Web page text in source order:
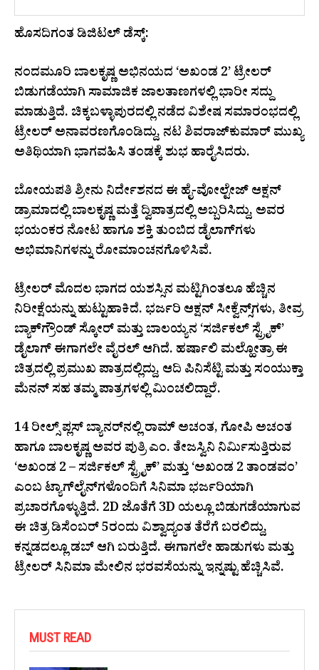
ಹೊಸದಿಗಂತ ಡಿಜಿಟಲ್ ಡೆಸ್ಕ್:
ನಂದಮೂರಿ ಬಾಲಕೃಷ್ಣ ಅಭಿನಯದ ‘ಅಖಂಡ 2’ ಟ್ರೇಲರ್
ಬಿಡುಗಡೆಯಾಗಿ ಸಾಮಾಜಿಕ ಜಾಲತಾಣಗಳಲ್ಲಿ ಭಾರೀ ಸದ್ದು
ಮಾಡುತ್ತಿದೆ. ಚಿಕ್ಕಬಳ್ಳಾಪುರದಲ್ಲಿ ನಡೆದ ವಿಶೇಷ ಸಮಾರಂಭದಲ್ಲಿ
ಟ್ರೇಲರ್ ಅನಾವರಣಗೊಂಡಿದ್ದು, ನಟ ಶಿವರಾಜ್‌ಕುಮಾರ್ ಮುಖ್ಯ
ಅತಿಥಿಯಾಗಿ ಭಾಗವಹಿಸಿ ತಂಡಕ್ಕೆ ಶುಭ ಹಾರೈಸಿದರು.
ಬೋಯಪತಿ ಶ್ರೀನು ನಿರ್ದೇಶನದ ಈ ಹೈ-ವೋಲ್ಟೇಜ್ ಆಕ್ಷನ್
ಡ್ರಾಮಾದಲ್ಲಿ ಬಾಲಕೃಷ್ಣ ಮತ್ತೆ ದ್ವಿಪಾತ್ರದಲ್ಲಿ ಅಬ್ಬರಿಸಿದ್ದು, ಅವರ
ಭಯಂಕರ ನೋಟ ಹಾಗೂ ಶಕ್ತಿ ತುಂಬಿದ ಡೈಲಾಗ್‌ಗಳು
ಅಭಿಮಾನಿಗಳನ್ನು ರೋಮಾಂಚನಗೊಳಿಸಿವೆ.
ಟ್ರೇಲರ್ ಮೊದಲ ಭಾಗದ ಯಶಸ್ಸಿನ ಮಟ್ಟಿಗಿಂತಲೂ ಹೆಚ್ಚಿನ
ನಿರೀಕ್ಷೆಯನ್ನು ಹುಟ್ಟುಹಾಕಿದೆ. ಭರ್ಜರಿ ಆಕ್ಷನ್ ಸೀಕ್ವೆನ್ಸ್‌ಗಳು, ತೀವ್ರ
ಬ್ಯಾಕ್‌ಗ್ರೌಂಡ್ ಸ್ಕೋರ್ ಮತ್ತು ಬಾಲಯ್ಯನ ‘ಸರ್ಜಿಕಲ್ ಸ್ಟ್ರೈಕ್’
ಡೈಲಾಗ್ ಈಗಾಗಲೇ ವೈರಲ್ ಆಗಿದೆ. ಹರ್ಷಾಲಿ ಮಲ್ಹೋತ್ರಾ ಈ
ಚಿತ್ರದಲ್ಲಿ ಪ್ರಮುಖ ಪಾತ್ರದಲ್ಲಿದ್ದು, ಆದಿ ಪಿನಿಸೆಟ್ಟಿ ಮತ್ತು ಸಂಯುಕ್ತಾ
ಮೆನನ್ ಸಹ ತಮ್ಮ ಪಾತ್ರಗಳಲ್ಲಿ ಮಿಂಚಲಿದ್ದಾರೆ.
14 ರೀಲ್ಸ್ ಪ್ಲಸ್ ಬ್ಯಾನರ್‌ನಲ್ಲಿ ರಾಮ್ ಅಚಂತ, ಗೋಪಿ ಅಚಂತ
ಹಾಗೂ ಬಾಲಕೃಷ್ಣ ಅವರ ಪುತ್ರಿ ಎಂ. ತೇಜಸ್ವಿನಿ ನಿರ್ಮಿಸುತ್ತಿರುವ
‘ಅಖಂಡ 2 – ಸರ್ಜಿಕಲ್ ಸ್ಟ್ರೈಕ್’ ಮತ್ತು ‘ಅಖಂಡ 2 ತಾಂಡವಂ’
ಎಂಬ ಟ್ಯಾಗ್‌ಲೈನ್‌ಗಳೊಂದಿಗೆ ಸಿನಿಮಾ ಭರ್ಜರಿಯಾಗಿ
ಪ್ರಚಾರಗೊಳ್ಳುತ್ತಿದೆ. 2D ಜೊತೆಗೆ 3D ಯಲ್ಲೂ ಬಿಡುಗಡೆಯಾಗುವ
ಈ ಚಿತ್ರ ಡಿಸೆಂಬರ್ 5ರಂದು ವಿಶ್ವಾದ್ಯಂತ ತೆರೆಗೆ ಬರಲಿದ್ದು,
ಕನ್ನಡದಲ್ಲೂ ಡಬ್ ಆಗಿ ಬರುತ್ತಿದೆ. ಈಗಾಗಲೇ ಹಾಡುಗಳು ಮತ್ತು
ಟ್ರೇಲರ್ ಸಿನಿಮಾ ಮೇಲಿನ ಭರವಸೆಯನ್ನು ಇನ್ನಷ್ಟು ಹೆಚ್ಚಿಸಿವೆ.
MUST READ